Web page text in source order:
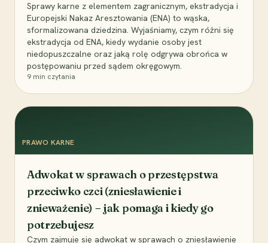
Sprawy karne z elementem zagranicznym, ekstradycja i
Europejski Nakaz Aresztowania (ENA) to wąska,
sformalizowana dziedzina. Wyjaśniamy, czym różni się
ekstradycja od ENA, kiedy wydanie osoby jest
niedopuszczalne oraz jaką rolę odgrywa obrońca w
postępowaniu przed sądem okręgowym.
9 min czytania
PRAWO KARNE
Adwokat w sprawach o przestępstwa
przeciwko czci (zniesławienie i
znieważenie) – jak pomaga i kiedy go
potrzebujesz
Czym zajmuje się adwokat w sprawach o zniesławienie